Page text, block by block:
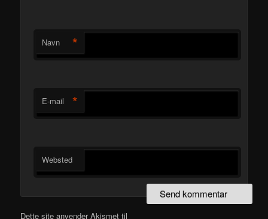
Navn *
E-mail *
Websted
Dette site anvender Akismet til